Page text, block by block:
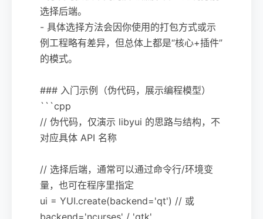
选择后端。
- 具体选择方法会因你使用的打包方式或示
例工程略有差异，但总体上都是“核心+插件”
的模式。
### 入门示例（伪代码，展示编程模型）
```cpp
// 伪代码，仅演示 libyui 的思路与结构，不
对应具体 API 名称
// 选择后端，通常可以通过命令行/环境变
量，也可在程序里指定
ui = YUI.create(backend='qt') // 或
backend='ncurses' / 'gtk'